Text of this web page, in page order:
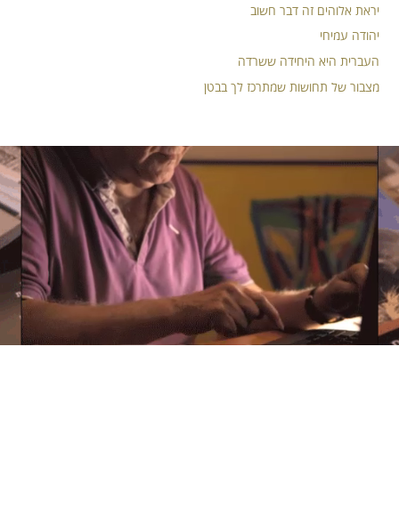
יראת אלוהים זה דבר חשוב
יהודה עמיחי
העברית היא היחידה ששרדה
מצבור של תחושות שמתרכז לך בבטן